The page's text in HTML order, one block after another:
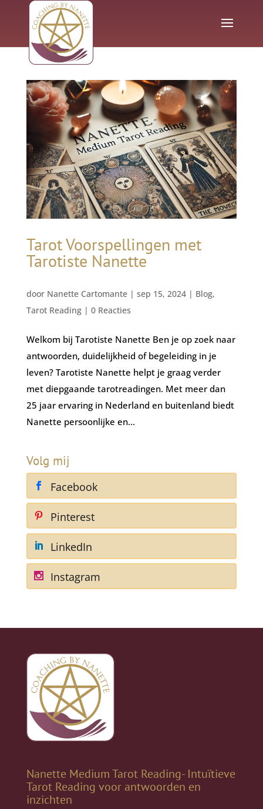
Tarot Voorspellingen met
Tarotiste Nanette
door Nanette Cartomante| sep 15, 2024| Blog,
Tarot Reading| 0 Reacties
Welkom bij Tarotiste Nanette Ben je op zoek naar
antwoorden, duidelijkheid of begeleiding in je
leven? Tarotiste Nanette helpt je graag verder
met diepgaande tarotreadingen. Met meer dan
25 jaar ervaring in Nederland en buitenland biedt
Nanette persoonlijke en...
Volg mij
Facebook
Pinterest
LinkedIn
Instagram
Nanette Medium Tarot Reading- Intuïtieve
Tarot Reading voor antwoorden en
inzichten